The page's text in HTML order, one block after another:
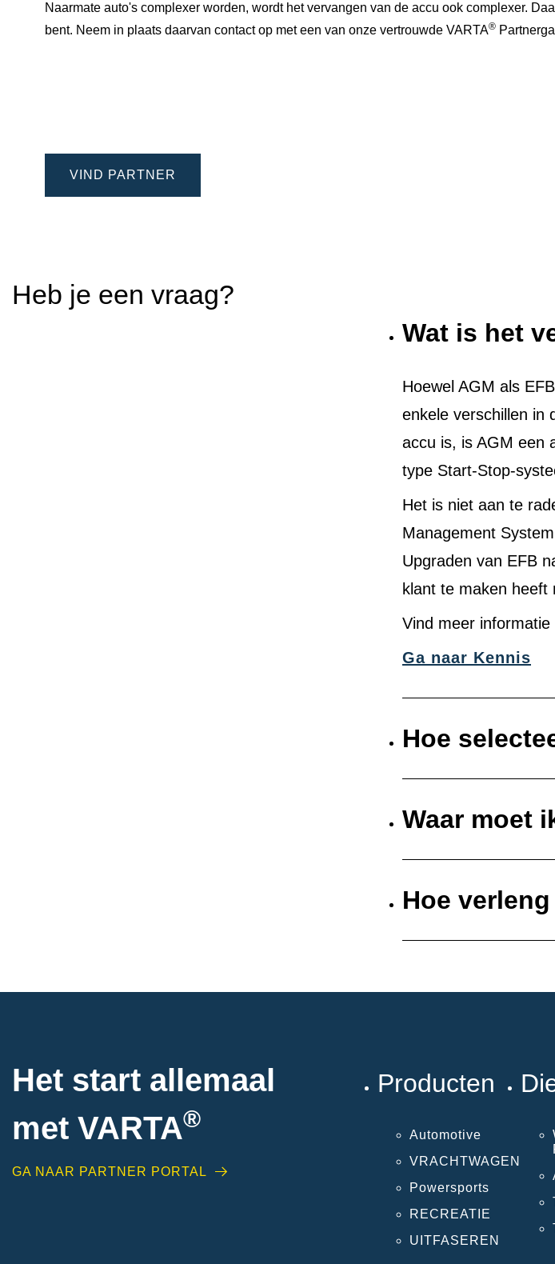
Naarmate auto's complexer worden, wordt het vervangen van de accu ook complexer.
bent. Neem in plaats daarvan contact op met een van onze vertrouwde VARTA®
VIND PARTNER
Heb je een vraag?
Wat is het
Hoewel AGM als
enkele verschillen in
accu is, is AGM een
type Start-Stop-
Het is niet aan te
Management
Upgraden van EFB
klant te maken heeft
Vind meer
Ga naar Kennis
Hoe
Waar moet
Hoe
Het start allemaal
met VARTA®
GA NAAR PARTNER PORTAL
Producten
Automotive
VRACHTWAGEN
Powersports
RECREATIE
UITFASEREN